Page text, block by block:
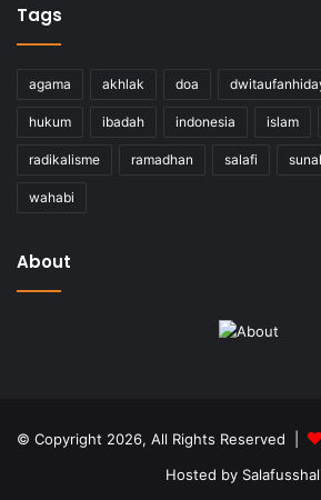
Tags
agama akhlak doa
hukum ibadah indonesia islam
radikalisme ramadhan salafi
wahabi
About
© Copyright 2026, All Rights Reserved |
Hosted by